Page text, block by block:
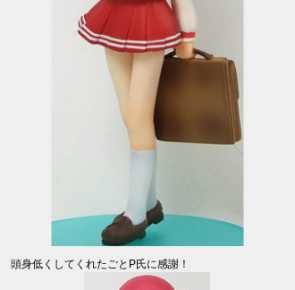
頭身低くしてくれたごとP氏に感謝！